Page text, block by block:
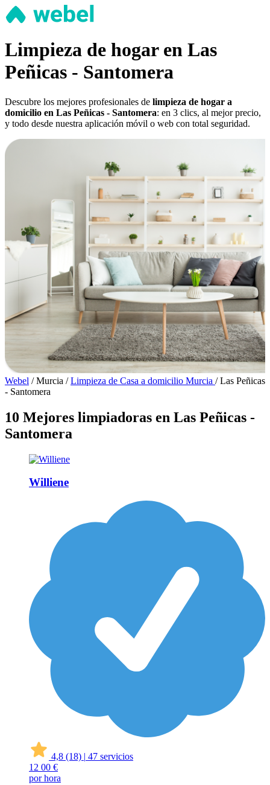
Limpieza de hogar en Las
Peñicas - Santomera
Descubre los mejores profesionales de limpieza de hogar a
domicilio en Las Peñicas - Santomera: en 3 clics, al mejor precio,
y todo desde nuestra aplicación móvil o web con total seguridad.
Webel / Murcia / Limpieza de Casa a domicilio Murcia / Las Peñicas
- Santomera
10 Mejores limpiadoras en Las Peñicas -
Santomera
Williene
4,8 (18) | 47 servicios
12 00 €
por hora